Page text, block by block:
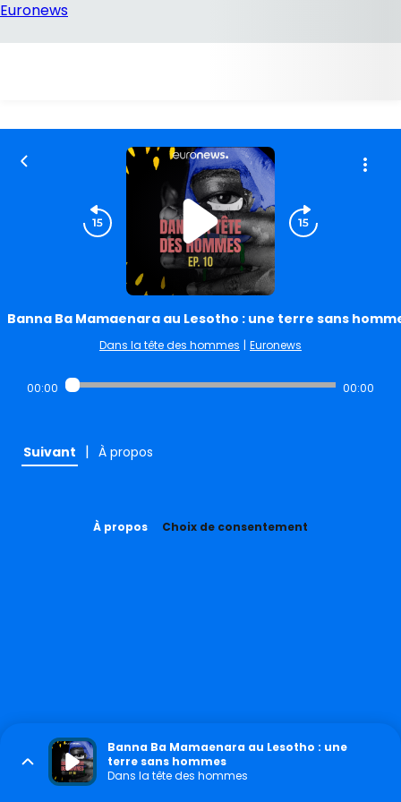
Banna Ba Mamaenara au Lesotho : une terre sans
Dans la tête des hommes | Euronews
00:00 00:00
Suivant | À propos
À propos Choix de consentement
Banna Ba Mamaenara au Lesotho : une
terre sans hommes
Dans la tête des hommes